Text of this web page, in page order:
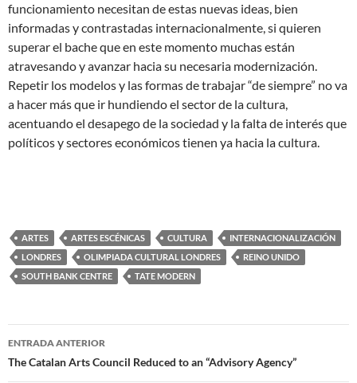
funcionamiento necesitan de estas nuevas ideas, bien
informadas y contrastadas internacionalmente, si quieren
superar el bache que en este momento muchas están
atravesando y avanzar hacia su necesaria modernización.
Repetir los modelos y las formas de trabajar “de siempre” no va
a hacer más que ir hundiendo el sector de la cultura,
acentuando el desapego de la sociedad y la falta de interés que
políticos y sectores económicos tienen ya hacia la cultura.
ARTES ARTES ESCÉNICAS CULTURA
INTERNACIONALIZACIÓN
LONDRES
OLIMPIADA CULTURAL LONDRES
REINO UNIDO
SOUTH BANK CENTRE
TATE MODERN
Navegación
de
ENTRADA ANTERIOR
The Catalan Arts Council Reduced to an “Advisory Agency”